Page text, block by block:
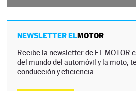
NEWSLETTER ELMOTOR
Recibe la newsletter de EL MOTOR
del mundo del automóvil y la moto,
conducción y eficiencia.